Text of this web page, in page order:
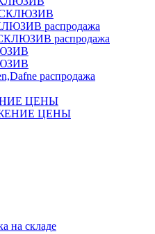
распродажа
распродажа
распродажа
ЦЕНЫ
ЦЕНЫ
на складе